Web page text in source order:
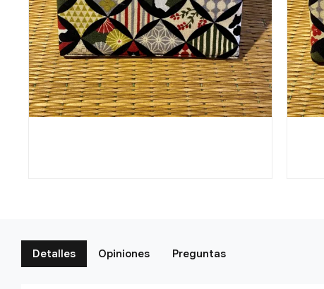
Detalles Opiniones Preguntas